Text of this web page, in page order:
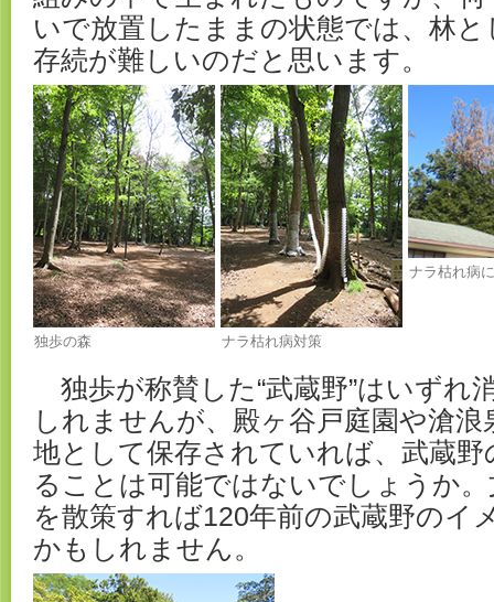
いで放置したままの状態では、林
存続が難しいのだと思います。
独歩の森 ナラ枯れ病対策
ナラ枯れ病
独歩が称賛した“武蔵野”はいずれ
しれませんが、殿ヶ谷戸庭園や滄
地として保存されていれば、武蔵
ることは可能ではないでしょうか
を散策すれば120年前の武蔵野のイ
かもしれません。